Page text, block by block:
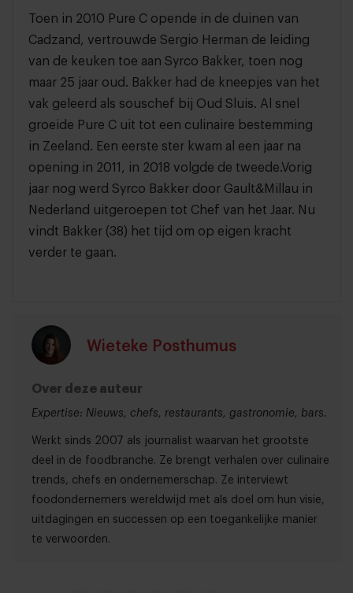
Toen in 2010 Pure C opende in de duinen van
Cadzand, vertrouwde Sergio Herman de leiding
van de keuken toe aan Syrco Bakker, toen nog
maar 25 jaar oud. Bakker had de kneepjes van het
vak geleerd als souschef bij Oud Sluis. Al snel
groeide Pure C uit tot een culinaire bestemming
in Zeeland. Een eerste ster kwam al een jaar na
opening in 2011, in 2018 volgde de tweede.Vorig
jaar nog werd Syrco Bakker door Gault&Millau in
Nederland uitgeroepen tot Chef van het Jaar. Nu
vindt Bakker (38) het tijd om op eigen kracht
verder te gaan.
Wieteke Posthumus
Over deze auteur
Expertise: Nieuws, chefs, restaurants, gastronomie, bars.
Werkt sinds 2007 als journalist waarvan het grootste
deel in de foodbranche. Ze brengt verhalen over culinaire
trends, chefs en ondernemerschap. Ze interviewt
foodondernemers wereldwijd met als doel om hun visie,
uitdagingen en successen op een toegankelijke manier
te verwoorden.